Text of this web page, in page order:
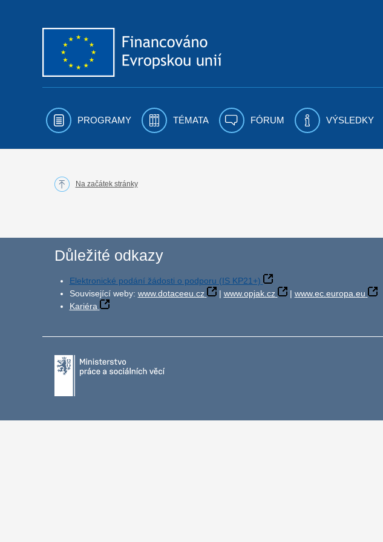
PROGRAMY TÉMATA FÓRUM VÝSLEDKY
Na začátek stránky
Důležité odkazy
Elektronické podání žádosti o podporu (IS KP21+)
Související weby: www.dotaceeu.cz | www.opjak.cz | www.ec.europa.eu
Kariéra